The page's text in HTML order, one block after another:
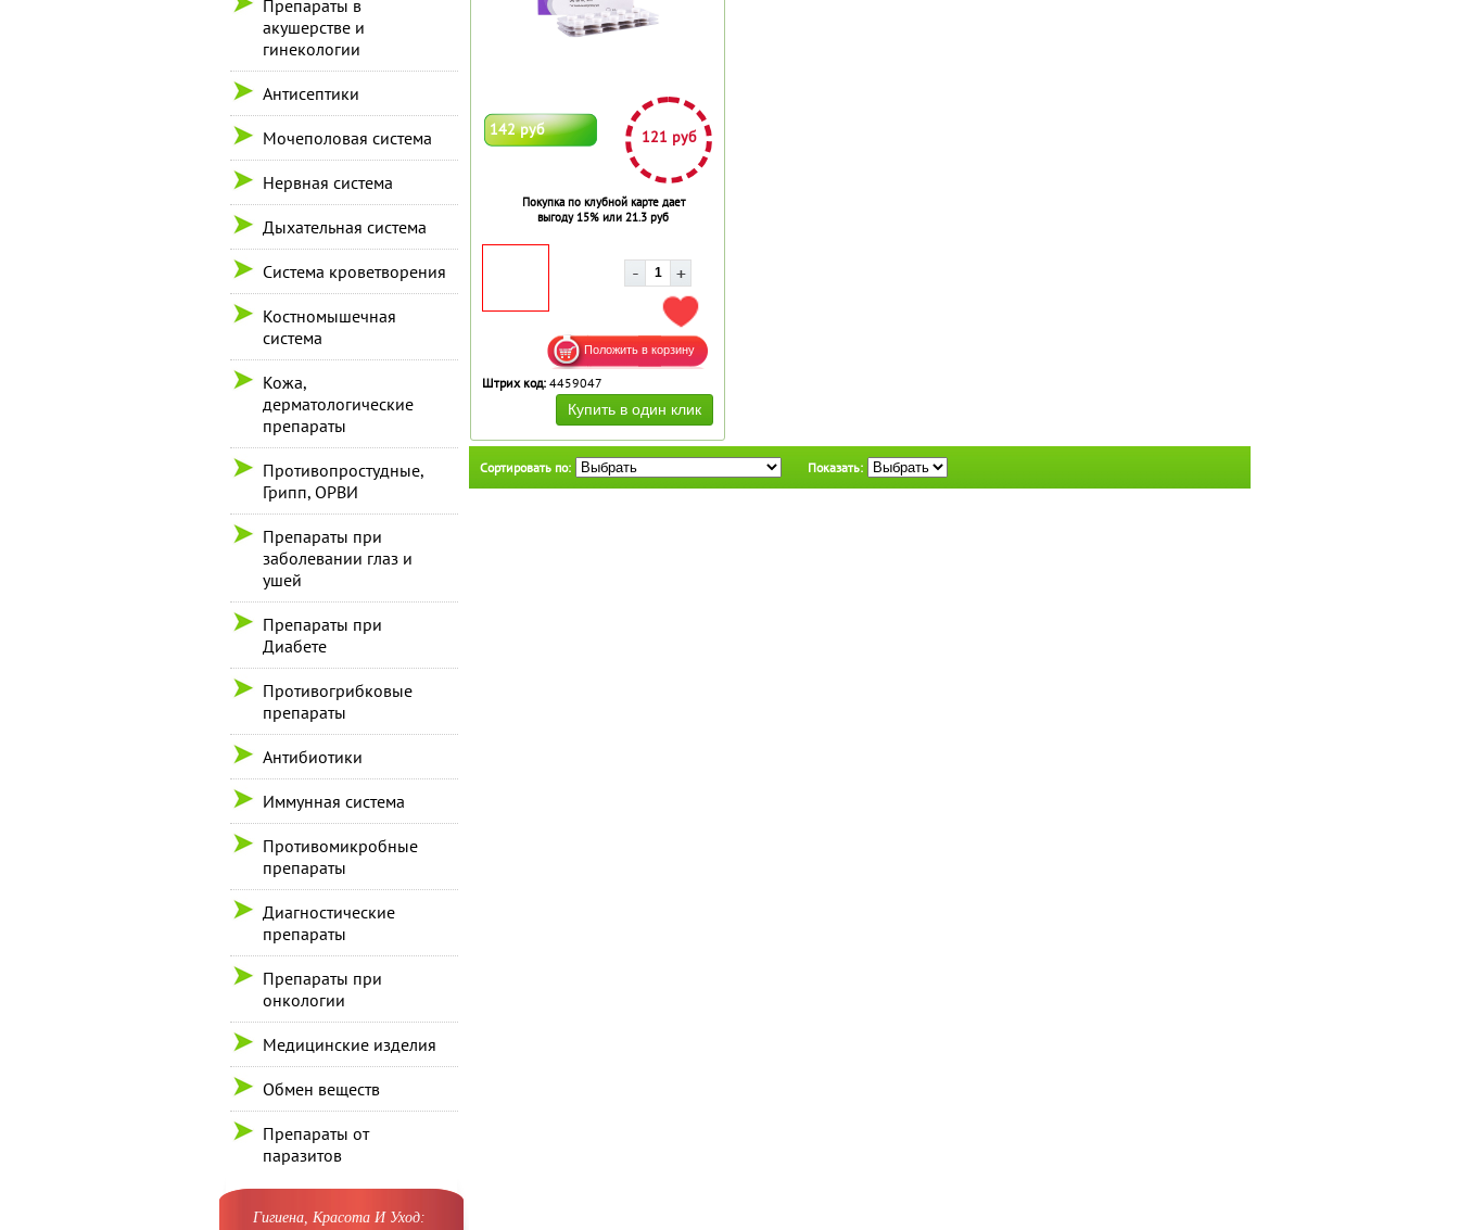
Препараты в
акушерстве и
гинекологии
Антисептики
Мочеполовая система
Нервная система
Дыхательная система
Система кроветворения
Костномышечная
система
Кожа,
дерматологические
препараты
Противопростудные,
Грипп, ОРВИ
Препараты при
заболевании глаз и
ушей
Препараты при
Диабете
Противогрибковые
препараты
Антибиотики
Иммунная система
Противомикробные
препараты
Диагностические
препараты
Препараты при
онкологии
Медицинские изделия
Обмен веществ
Препараты от
паразитов
Гигиена, Красота И Уход:
142 руб 121 руб
Покупка по клубной карте дает
выгоду 15% или 21.3 руб
ДОБАВИТЬ В ИЗБРАННОЕ
Штрих код: 4459047
Сортировать по: Показать: